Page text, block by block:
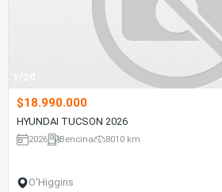
1/20
$18.990.000
HYUNDAI TUCSON 2026
2026 Bencina 8010 km
O'Higgins